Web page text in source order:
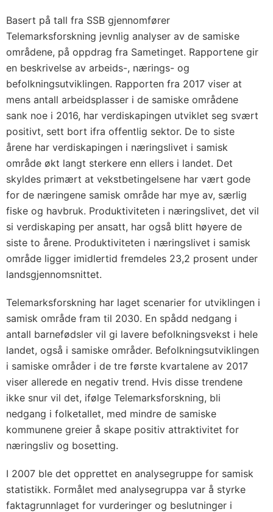
Basert på tall fra SSB gjennomfører
Telemarksforskning jevnlig analyser av de samiske
områdene, på oppdrag fra Sametinget. Rapportene gir
en beskrivelse av arbeids-, nærings- og
befolkningsutviklingen. Rapporten fra 2017 viser at
mens antall arbeidsplasser i de samiske områdene
sank noe i 2016, har verdiskapingen utviklet seg svært
positivt, sett bort ifra offentlig sektor. De to siste
årene har verdiskapingen i næringslivet i samisk
område økt langt sterkere enn ellers i landet. Det
skyldes primært at vekstbetingelsene har vært gode
for de næringene samisk område har mye av, særlig
fiske og havbruk. Produktiviteten i næringslivet, det vil
si verdiskaping per ansatt, har også blitt høyere de
siste to årene. Produktiviteten i næringslivet i samisk
område ligger imidlertid fremdeles 23,2 prosent under
landsgjennomsnittet.
Telemarksforskning har laget scenarier for utviklingen i
samisk område fram til 2030. En spådd nedgang i
antall barnefødsler vil gi lavere befolkningsvekst i hele
landet, også i samiske områder. Befolkningsutviklingen
i samiske områder i de tre første kvartalene av 2017
viser allerede en negativ trend. Hvis disse trendene
ikke snur vil det, ifølge Telemarksforskning, bli
nedgang i folketallet, med mindre de samiske
kommunene greier å skape positiv attraktivitet for
næringsliv og bosetting.
I 2007 ble det opprettet en analysegruppe for samisk
statistikk. Formålet med analysegruppa var å styrke
faktagrunnlaget for vurderinger og beslutninger i